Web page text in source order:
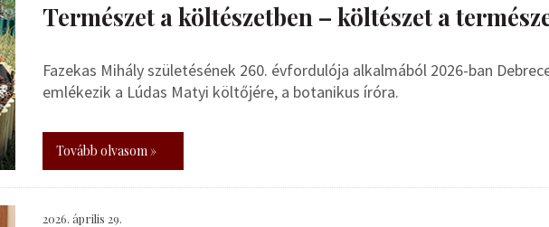
Természet a költészetben – költészet a
Fazekas Mihály születésének 260. évfordulója alkalmából 2026-ban
emlékezik a Lúdas Matyi költőjére, a botanikus íróra.
Tovább olvasom »
2026. április 29.